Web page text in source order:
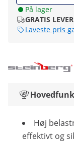
På lager
GRATIS
Laveste pris
Høj
effektivt og